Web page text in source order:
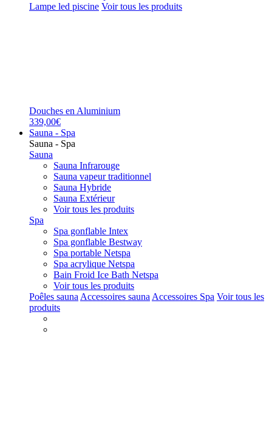
Lampe led piscine Voir tous les produits
Douches en Aluminium
339,00€
Sauna - Spa
Sauna - Spa
Sauna
Sauna Infrarouge
Sauna vapeur traditionnel
Sauna Hybride
Sauna Extérieur
Voir tous les produits
Spa
Spa gonflable Intex
Spa gonflable Bestway
Spa portable Netspa
Spa acrylique Netspa
Bain Froid Ice Bath Netspa
Voir tous les produits
Poêles sauna Accessoires sauna Accessoires Spa Voir tous les
produits